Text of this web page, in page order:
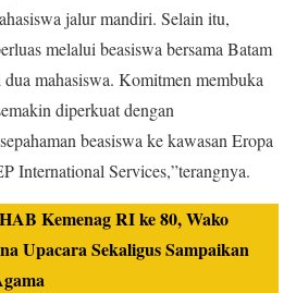
jalur mandiri. Selain itu,
melalui beasiswa bersama Batam
mahasiswa. Komitmen membuka
diperkuat dengan
beasiswa ke kawasan Eropa
International Services,”terangnya.
Kemenag RI ke 80, Wako
Upacara Sekaligus Sampaikan